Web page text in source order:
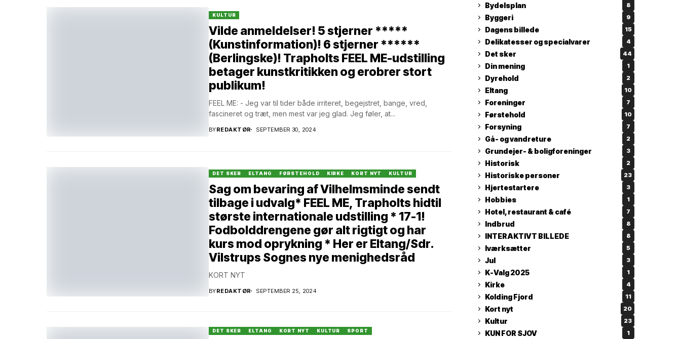
KULTUR
Vilde anmeldelser! 5 stjerner *****
(Kunstinformation)! 6 stjerner ******
(Berlingske)! Trapholts FEEL ME-udstilling
betager kunstkritikken og erobrer stort
publikum!
FEEL ME: - Jeg var til tider både irriteret, begejstret, bange, vred,
fascineret og træt, men mest var jeg glad. Jeg føler, at...
BYREDAKTØR SEPTEMBER 30, 2024
DET SKER ELTANG FØRSTEHOLD KIRKE KORT NYT KULTUR
Sag om bevaring af Vilhelmsminde sendt
tilbage i udvalg* FEEL ME, Trapholts hidtil
største internationale udstilling * 17-1!
Fodbolddrengene gør alt rigtigt og har
kurs mod oprykning * Her er Eltang/Sdr.
Vilstrups Sognes nye menighedsråd
KORT NYT
BYREDAKTØR SEPTEMBER 25, 2024
DET SKER ELTANG KORT NYT KULTUR SPORT
Bydelsplan 8
Byggeri 9
Dagens billede 15
Delikatesser og specialvarer 4
Det sker 44
Din mening 1
Dyrehold 2
Eltang 10
Foreninger 7
Førstehold 10
Forsyning 7
Gå- og vandreture 2
Grundejer- & boligforeninger 3
Historisk 2
Historiske personer 23
Hjertestartere 3
Hobbies 1
Hotel, restaurant & café 7
Indbrud 8
INTERAKTIVT BILLEDE 8
Iværksætter 5
Jul 3
K-Valg 2025 1
Kirke 4
Kolding Fjord 11
Kort nyt 20
Kultur 23
KUN FOR SJOV 1